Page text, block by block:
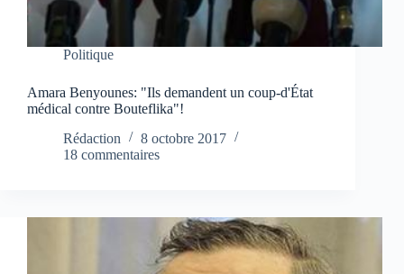
Politique
Amara Benyounes: "Ils demandent un coup-d'État
médical contre Bouteflika"!
Rédaction
8 octobre 2017
18 commentaires